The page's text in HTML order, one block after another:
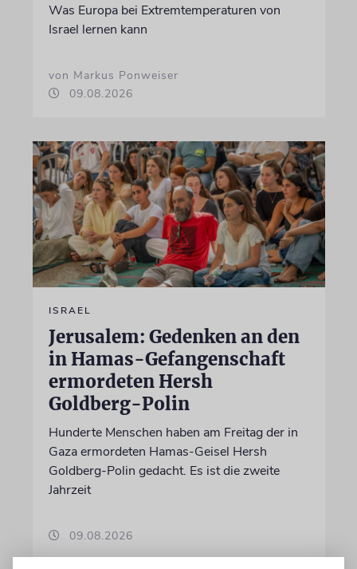
Was Europa bei Extremtemperaturen von
Israel lernen kann
von Markus Ponweiser
09.08.2026
ISRAEL
Jerusalem: Gedenken an den
in Hamas-Gefangenschaft
ermordeten Hersh
Goldberg-Polin
Hunderte Menschen haben am Freitag der in
Gaza ermordeten Hamas-Geisel Hersh
Goldberg-Polin gedacht. Es ist die zweite
Jahrzeit
09.08.2026